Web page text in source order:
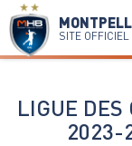
SITE OFFICIEL
LIGUE DES
2023-